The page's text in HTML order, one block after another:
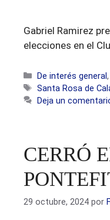
Gabriel Ramirez
elecciones en el
Categorías
De interés general,
Etiquetas
Santa Rosa de
Deja un
CERRÓ
29 octubre, 2024 por